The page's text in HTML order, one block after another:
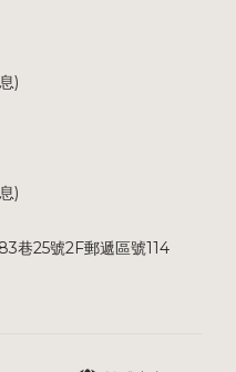
)
)
巷25號2F郵遞區號114